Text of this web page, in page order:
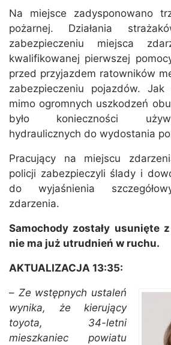
Na miejsce zadysponowano
pożarnej. Działania
zabezpieczeniu miejsca
kwalifikowanej pierwszej
przed przyjazdem ratowników
zabezpieczeniu pojazdów. Jak
mimo ogromnych uszkodzeń
było konieczności
hydraulicznych do wydostania
Pracujący na miejscu
policji zabezpieczyli ślady i
do wyjaśnienia
zdarzenia.
Samochody zostały usunięte
nie ma już utrudnień w ruchu.
AKTUALIZACJA 13:35:
– Ze wstępnych ustaleń
wynika, że kierujący
toyota, 34-letni
mieszkaniec powiatu